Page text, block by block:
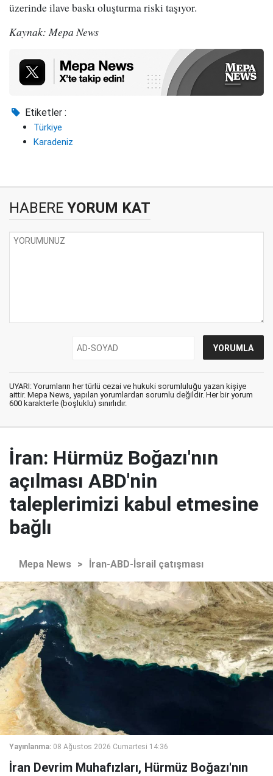
üzerinde ilave baskı oluşturma riski taşıyor.
Kaynak: Mepa News
Etiketler :
Türkiye
Karadeniz
HABERE YORUM KAT
UYARI: Yorumların her türlü cezai ve hukuki sorumluluğu yazan kişiye
aittir. Mepa News, yapılan yorumlardan sorumlu değildir. Her bir yorum
600 karakterle (boşluklu) sınırlıdır.
İran: Hürmüz Boğazı'nın
açılması ABD'nin
taleplerimizi kabul etmesine
bağlı
Mepa News > İran-ABD-İsrail çatışması
Yayınlanma: 08 Ağustos 2026 Cumartesi 14:36
İran Devrim Muhafızları, Hürmüz Boğazı'nın